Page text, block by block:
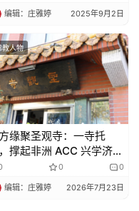
编辑：庄雅婷 2025年9月2日
教人物
缘聚圣观寺：一寺托
撑起非洲 ACC 兴学济贫
0 0
编辑：庄雅婷 2026年7月23日